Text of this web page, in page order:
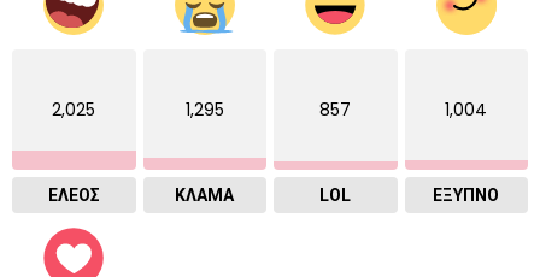
2,025
ΕΛΕΟΣ
1,295
ΚΛΑΜΑ
857
LOL
1,004
ΈΞΥΠΝΟ